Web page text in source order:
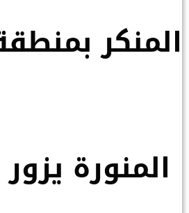
المنكر
المنورة